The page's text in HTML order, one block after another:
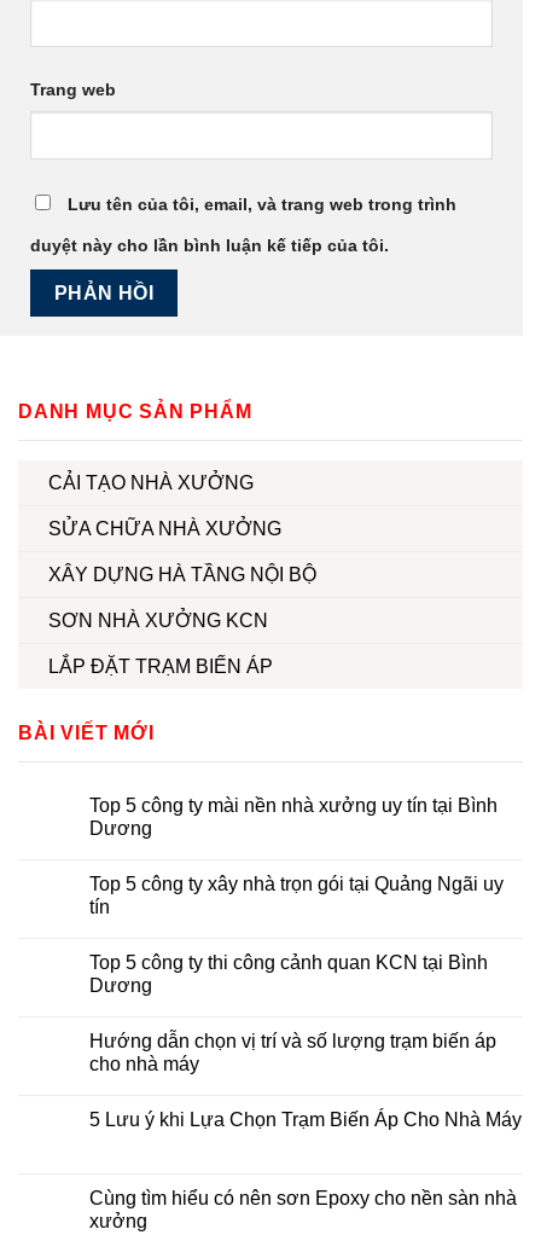
DANH MỤC SẢN PHẨM
CẢI TẠO NHÀ XƯỞNG
SỬA CHỮA NHÀ XƯỞNG
XÂY DỰNG HÀ TẦNG NỘI BỘ
SƠN NHÀ XƯỞNG KCN
LẮP ĐẶT TRẠM BIẾN ÁP
BÀI VIẾT MỚI
Top 5 công ty mài nền nhà xưởng uy tín tại Bình
Dương
Top 5 công ty xây nhà trọn gói tại Quảng Ngãi uy
tín
Top 5 công ty thi công cảnh quan KCN tại Bình
Dương
Hướng dẫn chọn vị trí và số lượng trạm biến áp
cho nhà máy
5 Lưu ý khi Lựa Chọn Trạm Biến Áp Cho Nhà Máy
Cùng tìm hiểu có nên sơn Epoxy cho nền sàn nhà
xưởng
Trang web
Lưu tên của tôi, email, và trang web trong trình
duyệt này cho lần bình luận kế tiếp của tôi.